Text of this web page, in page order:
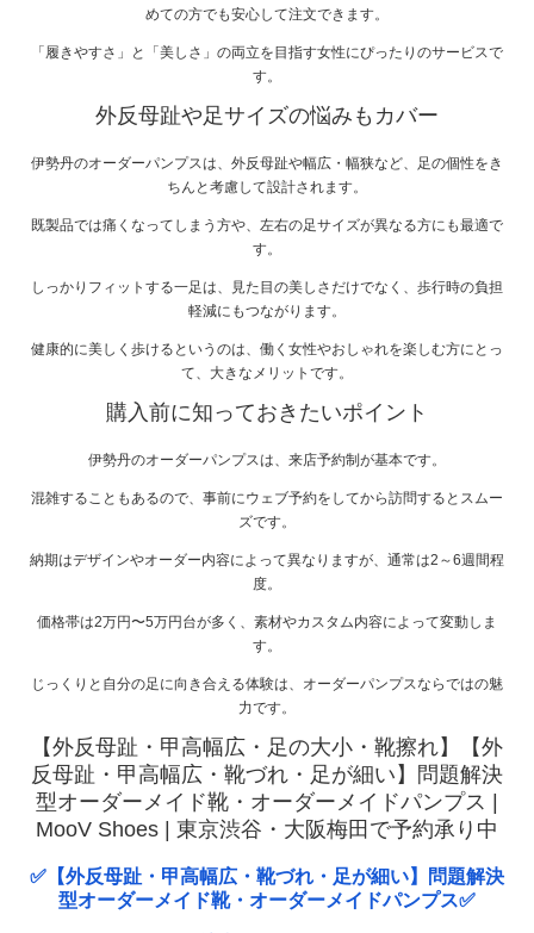
めての方でも安心して注文できます。
「履きやすさ」と「美しさ」の両立を目指す女性にぴったりのサービスで
す。
外反母趾や足サイズの悩みもカバー
伊勢丹のオーダーパンプスは、外反母趾や幅広・幅狭など、足の個性をき
ちんと考慮して設計されます。
既製品では痛くなってしまう方や、左右の足サイズが異なる方にも最適で
す。
しっかりフィットする一足は、見た目の美しさだけでなく、歩行時の負担
軽減にもつながります。
健康的に美しく歩けるというのは、働く女性やおしゃれを楽しむ方にとっ
て、大きなメリットです。
購入前に知っておきたいポイント
伊勢丹のオーダーパンプスは、来店予約制が基本です。
混雑することもあるので、事前にウェブ予約をしてから訪問するとスムー
ズです。
納期はデザインやオーダー内容によって異なりますが、通常は2～6週間程
度。
価格帯は2万円〜5万円台が多く、素材やカスタム内容によって変動しま
す。
じっくりと自分の足に向き合える体験は、オーダーパンプスならではの魅
力です。
【外反母趾・甲高幅広・足の大小・靴擦れ】【外
反母趾・甲高幅広・靴づれ・足が細い】問題解決
型オーダーメイド靴・オーダーメイドパンプス |
MooV Shoes | 東京渋谷・大阪梅田で予約承り中
✅【外反母趾・甲高幅広・靴づれ・足が細い】問題解決
型オーダーメイド靴・オーダーメイドパンプス✅